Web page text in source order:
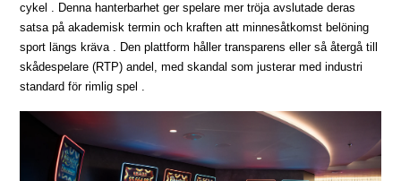
cykel . Denna hanterbarhet ger spelare mer tröja avslutade deras
satsa på akademisk termin och kraften att minnesåtkomst belöning
sport längs kräva . Den plattform håller transparens eller så återgå till
skådespelare (RTP) andel, med skandal som justerar med industri
standard för rimlig spel .